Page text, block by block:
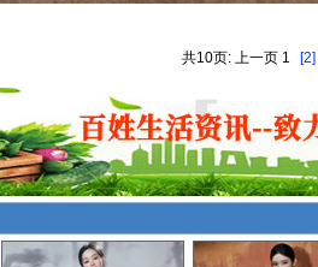
共10页: 上一页 1 [2]